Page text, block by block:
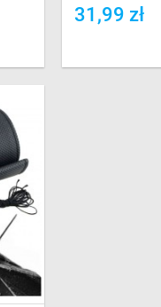
31,99 zł